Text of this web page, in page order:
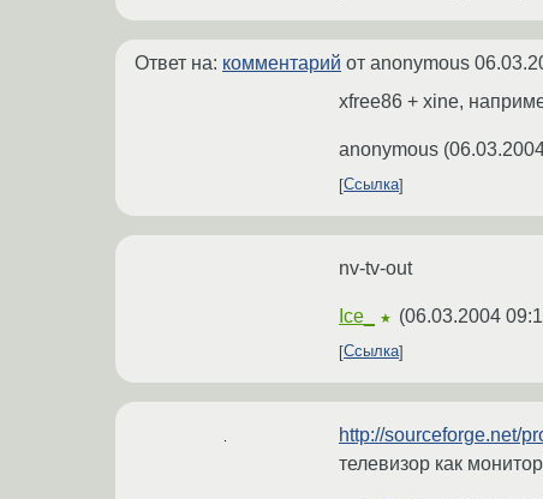
Ответ на: комментарий от anonymous
xfree86 + xine,
anonymous (
Ссылка
nv-tv-out
Ice_ ★ (06.03.2004
Ссылка
http://sourceforge.net/
телевизор как